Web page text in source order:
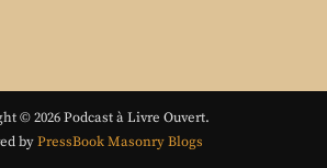
© 2026 Podcast à Livre Ouvert.
byPressBook Masonry Blogs